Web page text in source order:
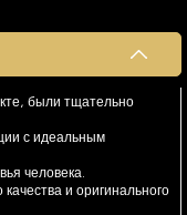
были тщательно
с идеальным
человека.
и оригинального